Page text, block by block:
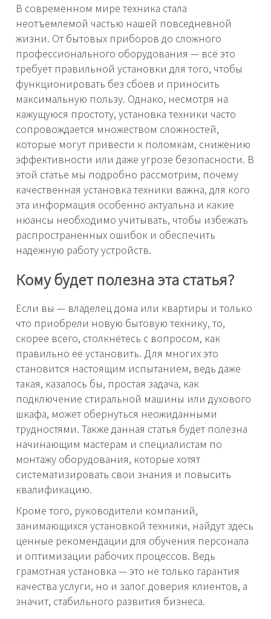
В современном мире техника стала
неотъемлемой частью нашей повседневной
жизни. От бытовых приборов до сложного
профессионального оборудования — всё это
требует правильной установки для того, чтобы
функционировать без сбоев и приносить
максимальную пользу. Однако, несмотря на
кажущуюся простоту, установка техники часто
сопровождается множеством сложностей,
которые могут привести к поломкам, снижению
эффективности или даже угрозе безопасности. В
этой статье мы подробно рассмотрим, почему
качественная установка техники важна, для кого
эта информация особенно актуальна и какие
нюансы необходимо учитывать, чтобы избежать
распространённых ошибок и обеспечить
надёжную работу устройств.
Кому будет полезна эта статья?
Если вы — владелец дома или квартиры и только
что приобрели новую бытовую технику, то,
скорее всего, столкнётесь с вопросом, как
правильно её установить. Для многих это
становится настоящим испытанием, ведь даже
такая, казалось бы, простая задача, как
подключение стиральной машины или духового
шкафа, может обернуться неожиданными
трудностями. Также данная статья будет полезна
начинающим мастерам и специалистам по
монтажу оборудования, которые хотят
систематизировать свои знания и повысить
квалификацию.
Кроме того, руководители компаний,
занимающихся установкой техники, найдут здесь
ценные рекомендации для обучения персонала
и оптимизации рабочих процессов. Ведь
грамотная установка — это не только гарантия
качества услуги, но и залог доверия клиентов, а
значит, стабильного развития бизнеса.